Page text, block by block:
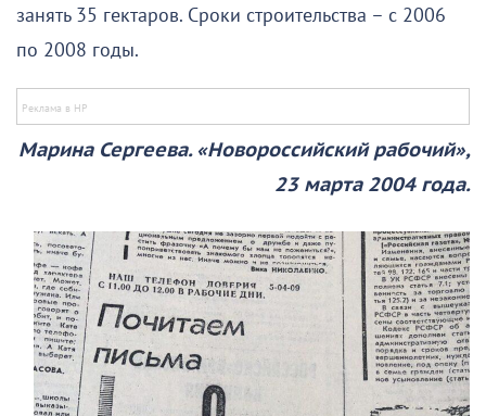
занять 35 гектаров. Сроки строительства – с 2006
по 2008 годы.
Марина Сергеева. «Новороссийский рабочий»,
23 марта 2004 года.